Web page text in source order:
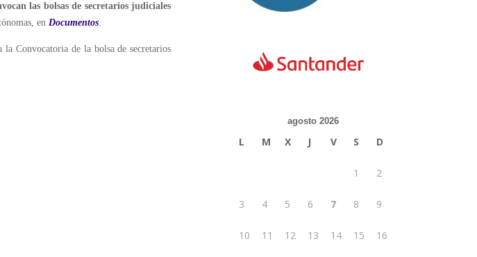
las bolsas de secretarios judiciales
enDocumentos.
la Convocatoria de la bolsa de secretarios
agosto 2026
L M X J V S D
1 2
3 4 5 6 7 8 9
10 11 12 13 14 15 16